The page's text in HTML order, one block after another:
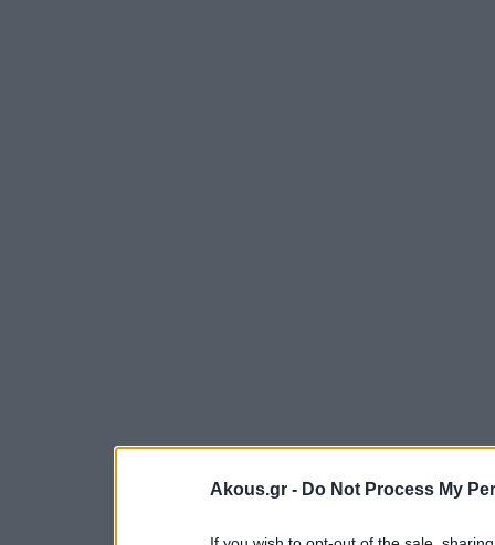
Akous.gr - Do Not Process My